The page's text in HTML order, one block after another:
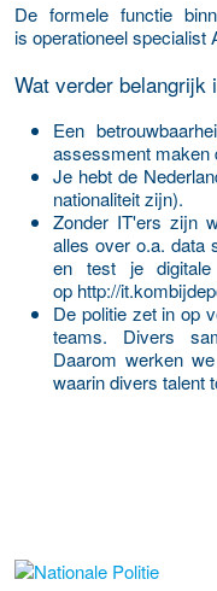
De formele functie
is operationeel specialist
Wat verder belangrijk
Een
assessment maken
Je hebt de
nationaliteit zijn).
Zonder IT'ers zijn
alles over o.a. data
en test je
op http://
De politie zet in op
teams. Divers
Daarom werken
waarin divers talent
Meer werkgever details